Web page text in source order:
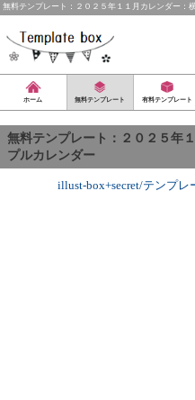
無料テンプレート：２０２５年１１月カレンダー：
ホーム 無料テンプレート 有料テンプレート
無料テンプレート：２０２５年
プルカレンダー
illust-box+secret/テンプレ